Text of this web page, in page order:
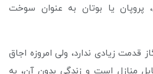
پروپان یا بوتان به عنوان سوخت
قدمت زیادی ندارد، ولی امروزه اجاق